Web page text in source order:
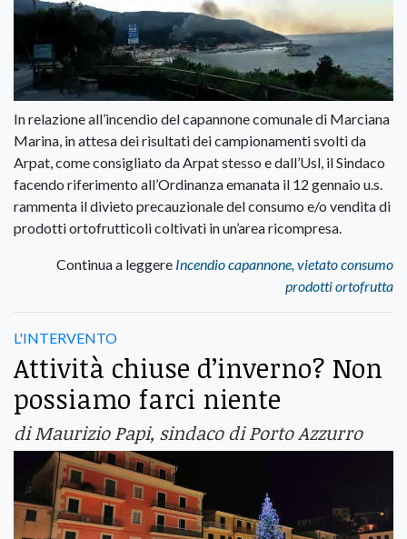
In relazione all’incendio del capannone comunale di Marciana
Marina, in attesa dei risultati dei campionamenti svolti da
Arpat, come consigliato da Arpat stesso e dall’Usl, il Sindaco
facendo riferimento all’Ordinanza emanata il 12 gennaio u.s.
rammenta il divieto precauzionale del consumo e/o vendita di
prodotti ortofrutticoli coltivati in un’area ricompresa.
Continua a leggere Incendio capannone, vietato consumo
prodotti ortofrutta
L'INTERVENTO
Attività chiuse d’inverno? Non
possiamo farci niente
di Maurizio Papi, sindaco di Porto Azzurro